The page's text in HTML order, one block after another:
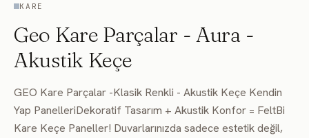
KARE
Geo Kare Parçalar - Aura -
Akustik Keçe
GEO Kare Parçalar -Klasik Renkli - Akustik Keçe Kendin
Yap PanelleriDekoratif Tasarım + Akustik Konfor = FeltBi
Kare Keçe Paneller! Duvarlarınızda sadece estetik değil,